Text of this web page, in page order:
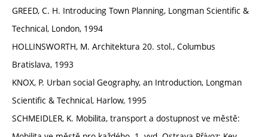
GREED, C. H. Introducing Town Planning, Longman Scientific &
Technical, London, 1994
HOLLINSWORTH, M. Architektura 20. stol., Columbus
Bratislava, 1993
KNOX, P. Urban social Geography, an Introduction, Longman
Scientific & Technical, Harlow, 1995
SCHMEIDLER, K. Mobilita, transport a dostupnost ve městě: